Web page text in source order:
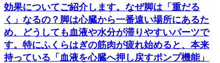
効果についてご紹介します。なぜ脚は「重だる
く」なるの？脚は心臓から一番遠い場所にあるた
め、どうしても血液や水分が滞りやすいパーツで
す。特にふくらはぎの筋肉が疲れ始めると、本来
持っている「血液を心臓へ押し戻すポンプ機能」